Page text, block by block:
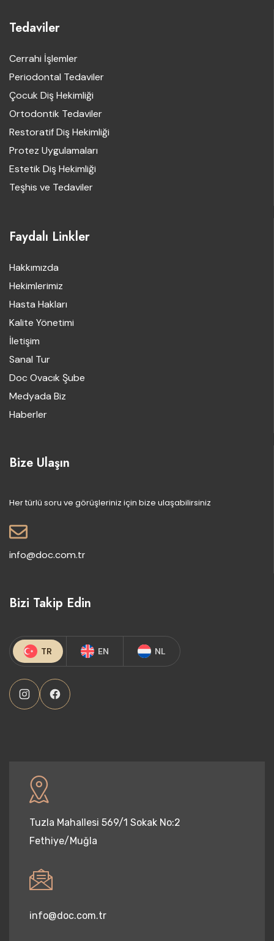
Tedaviler
Cerrahi İşlemler
Periodontal Tedaviler
Çocuk Diş Hekimliği
Ortodontik Tedaviler
Restoratif Diş Hekimliği
Protez Uygulamaları
Estetik Diş Hekimliği
Teşhis ve Tedaviler
Faydalı Linkler
Hakkımızda
Hekimlerimiz
Hasta Hakları
Kalite Yönetimi
İletişim
Sanal Tur
Doc Ovacık Şube
Medyada Biz
Haberler
Bize Ulaşın
Her türlü soru ve görüşleriniz için bize ulaşabilirsiniz
info@doc.com.tr
Bizi Takip Edin
TR EN NL
Tuzla Mahallesi 569/1 Sokak No:2
Fethiye/Muğla
info@doc.com.tr